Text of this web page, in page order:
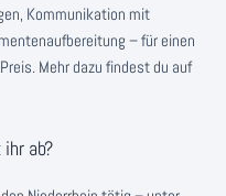
Kommunikation mit
– für einen
Mehr dazu findest du auf
ab?